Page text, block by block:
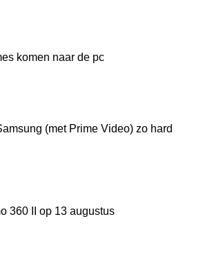
komen naar de pc
(met Prime Video) zo hard
360 II op 13 augustus